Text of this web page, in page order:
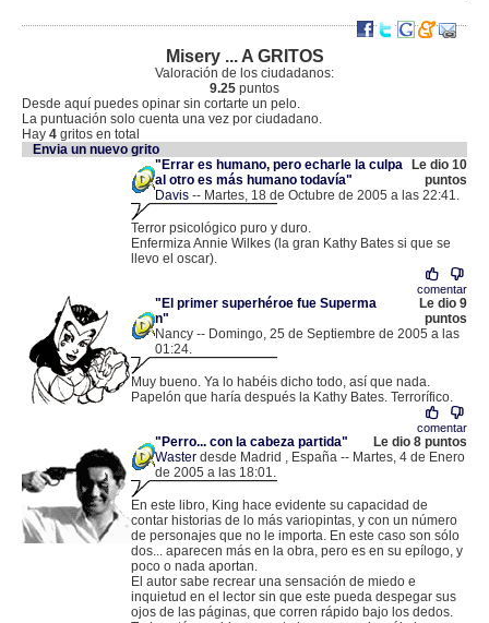
Misery ... A GRITOS
Valoración de los ciudadanos:
9.25 puntos
Desde aquí puedes opinar sin cortarte un pelo.
La puntuación solo cuenta una vez por ciudadano.
Hay 4 gritos en total
Envia un nuevo grito
"Errar es humano, pero echarle la culpa
al otro es más humano todavía"
Le dio 10
puntos
Davis -- Martes, 18 de Octubre de 2005 a las 22:41.
Terror psicológico puro y duro.
Enfermiza Annie Wilkes (la gran Kathy Bates si que se
llevo el oscar).
comentar
"El primer superhéroe fue Superma
n"
Le dio 9
puntos
Nancy -- Domingo, 25 de Septiembre de 2005 a las
01:24.
Muy bueno. Ya lo habéis dicho todo, así que nada.
Papelón que haría después la Kathy Bates. Terrorífico.
comentar
"Perro... con la cabeza partida"
Le dio 8 puntos
Waster desde Madrid , España -- Martes, 4 de Enero
de 2005 a las 18:01.
En este libro, King hace evidente su capacidad de
contar historias de lo más variopintas, y con un número
de personajes que no le importa. En este caso son sólo
dos... aparecen más en la obra, pero es en su epílogo, y
poco o nada aportan.
El autor sabe recrear una sensación de miedo e
inquietud en el lector sin que este pueda despegar sus
ojos de las páginas, que corren rápido bajo los dedos.